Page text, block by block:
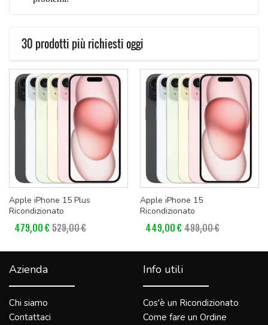
30 prodotti più richiesti oggi
Apple iPhone 15 Plus
Ricondizionato
479,00 € 529,00 €
Apple iPhone 15
Ricondizionato
449,00 € 499,00 €
Azienda
Chi siamo
Contattaci
Info utili
Cos'è un Ricondizionato
Come fare un Ordine